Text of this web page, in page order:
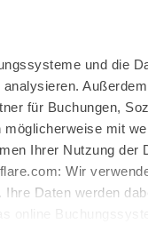
und die
für Buchungen,
mit
Ihrer Nutzung der
Wir
Daten werden